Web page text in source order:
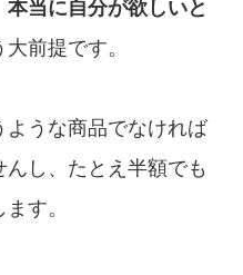
本当に自分が欲しいと
大前提です。
ような商品でなければ
し、たとえ半額でも
す。